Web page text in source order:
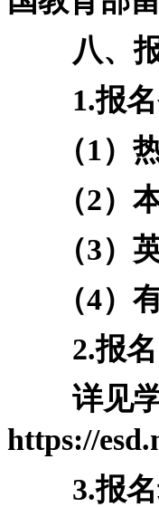
八、报
1.报名
（1）热
（2）本
（3）英
（4）有
2.报名
详见学
https://
3.报名